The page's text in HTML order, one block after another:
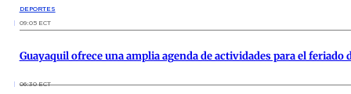
DEPORTES
09:05 ECT
Guayaquil ofrece una amplia agenda de actividades para el feriado
06:30 ECT